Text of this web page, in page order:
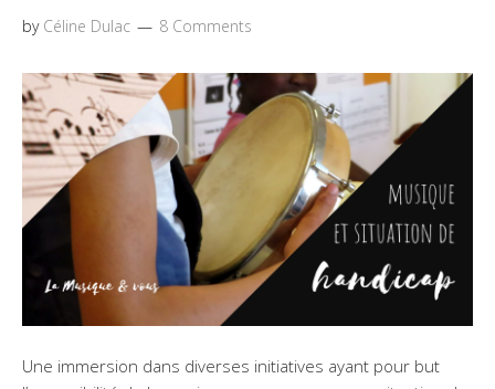
by Céline Dulac 8 Comments
Une immersion dans diverses initiatives ayant pour but